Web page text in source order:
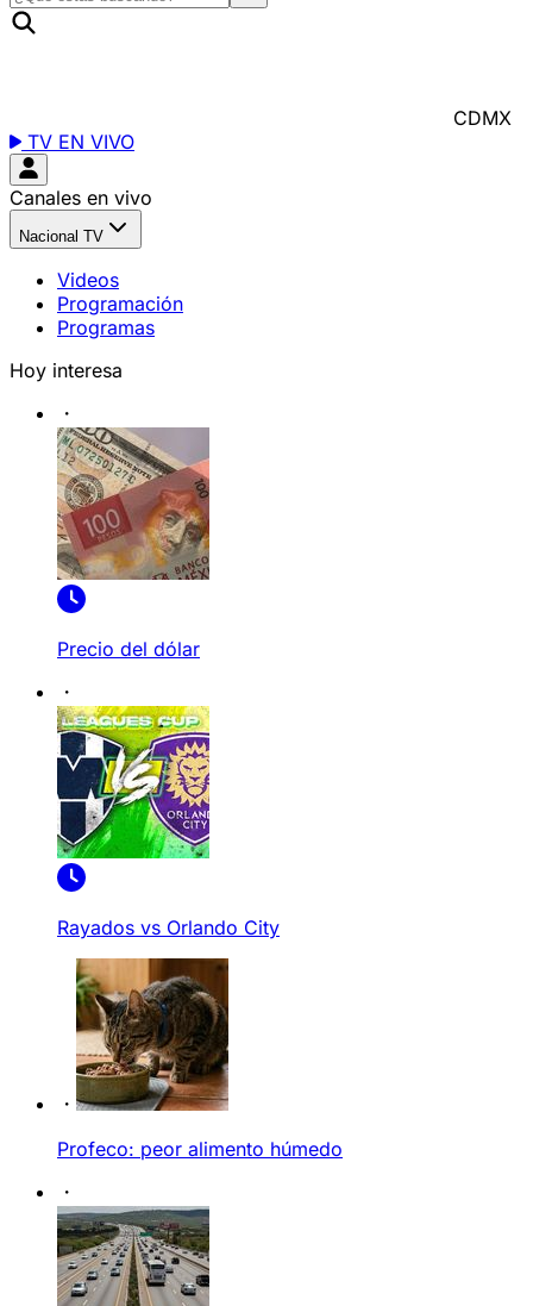
CDMX
TV EN VIVO
Canales en vivo
Nacional TV
Videos
Programación
Programas
Hoy interesa
Precio del dólar
Rayados vs Orlando City
Profeco: peor alimento húmedo